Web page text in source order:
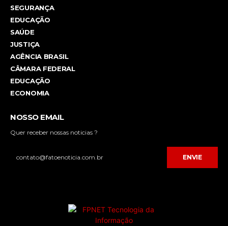
SEGURANÇA
EDUCAÇÃO
SAÚDE
JUSTIÇA
AGÊNCIA BRASIL
CÂMARA FEDERAL
EDUCAÇÃO
ECONOMIA
NOSSO EMAIL
Quer receber nossas noticias ?
ENVIE